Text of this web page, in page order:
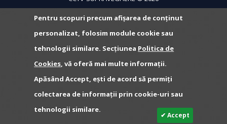
Pentru scopuri precum afișarea de conținut
personalizat, folosim module cookie sau
tehnologii similare. Secțiunea Politica de
Cookies, vă oferă mai multe informații.
Apăsând Accept, ești de acord să permiți
colectarea de informații prin cookie-uri sau
tehnologii similare.
✔ Accept